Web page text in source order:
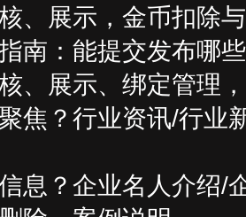
、展示，金币扣除
南：能提交发布哪
、展示、绑定管理
焦？行业资讯/行业
息？企业名人介绍/